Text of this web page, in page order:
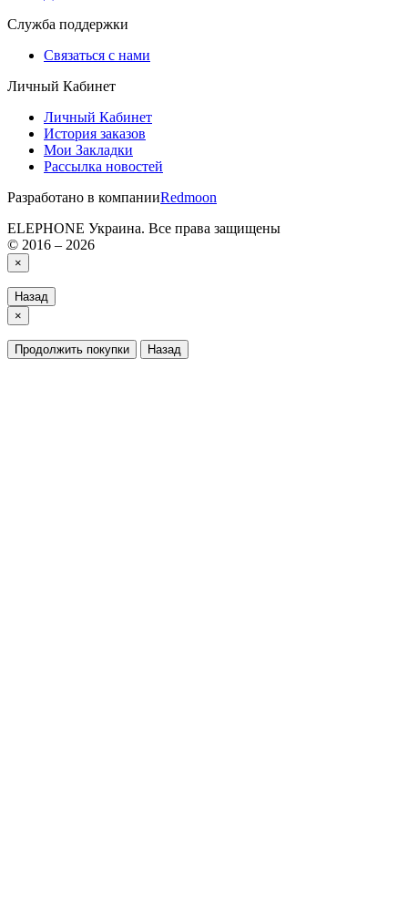
Служба поддержки
Связаться с нами
Личный Кабинет
Личный Кабинет
История заказов
Мои Закладки
Рассылка новостей
Разработано в компанииRedmoon
ELEPHONE Украина. Все права защищены
© 2016 – 2026
×
Назад
×
Продолжить покупки Назад